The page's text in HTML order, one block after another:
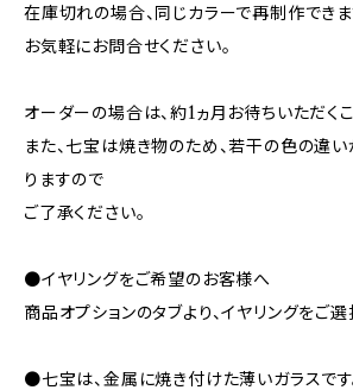
在庫切れの場合、同じカラーで再制作でき
お気軽にお問合せください。
オーダーの場合は、約1ヵ月お待ちいただくこ
また、七宝は焼き物のため、若干の色の違
りますので
ご了承ください。
●イヤリングをご希望のお客様へ
商品オプションのタブより、イヤリングをご選
●七宝は、金属に焼き付けた薄いガラスです